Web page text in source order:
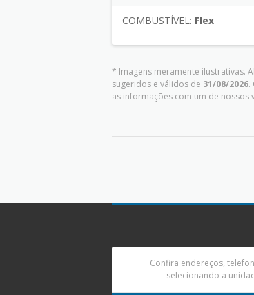
COMBUSTÍVEL: Flex
* Imagens meramente ilustrativas.
sugeridos e válidos de 31/08/2026.
as informações com um de nossos
Confira endereços,
selecionando a